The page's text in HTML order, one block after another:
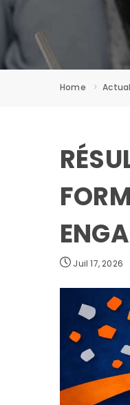
Home
Juil 17, 2026